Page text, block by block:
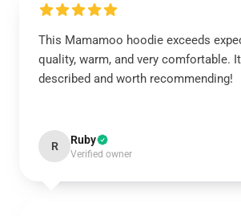
This Mamamoo hoodie exceeds
quality, warm, and very comfortable.
described and worth recommending!
R Ruby
Verified owner